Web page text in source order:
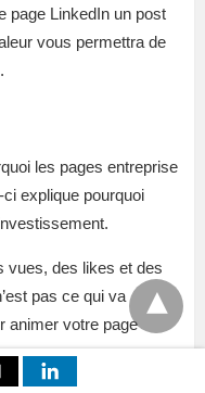
page LinkedIn un post
vous permettra de
les pages entreprise
explique pourquoi
vues, des likes et des
pas ce qui va
animer votre page